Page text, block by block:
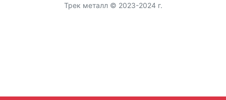
Трек металл © 2023-2024 г.